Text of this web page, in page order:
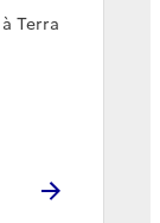
Terra